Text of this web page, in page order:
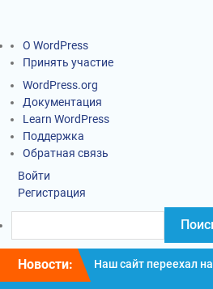
О WordPress
Принять участие
WordPress.org
Документация
Learn WordPress
Поддержка
Обратная связь
Войти
Регистрация
Новости:
Наш сайт переехал на